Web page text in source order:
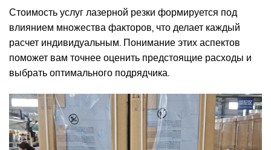
Стоимость услуг лазерной резки формируется под
влиянием множества факторов, что делает каждый
расчет индивидуальным. Понимание этих аспектов
поможет вам точнее оценить предстоящие расходы и
выбрать оптимального подрядчика.